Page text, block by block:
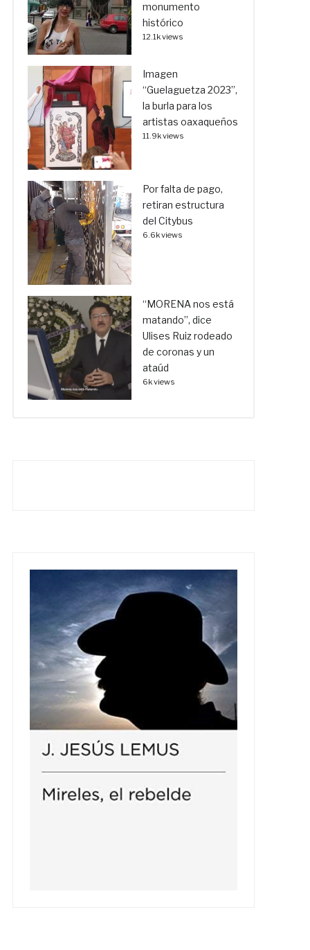
monumento
histórico
12.1k views
Imagen
“Guelaguetza 2023”,
la burla para los
artistas oaxaqueños
11.9k views
Por falta de pago,
retiran estructura
del Citybus
6.6k views
“MORENA nos está
matando”, dice
Ulises Ruiz rodeado
de coronas y un
ataúd
6k views